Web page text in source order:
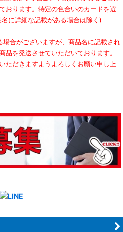
おります。特定の色合いのカードを選
に詳細な記載がある場合は除く)
合がございますが、商品名に記載され
品を発送させていただいております。
ただきますようよろしくお願い申し上